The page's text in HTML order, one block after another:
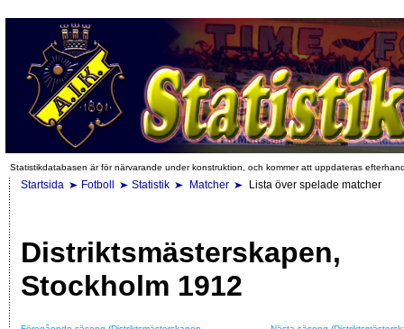
Statistikdatabasen är för närvarande under konstruktion, och kommer att uppdateras
Startsida Fotboll Statistik Matcher Lista över spelade matcher
Distriktsmästerskapen,
Stockholm 1912